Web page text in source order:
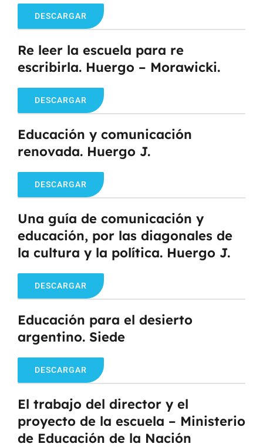
DESCARGAR
Re leer la escuela para re
escribirla. Huergo – Morawicki.
DESCARGAR
Educación y comunicación
renovada. Huergo J.
DESCARGAR
Una guía de comunicación y
educación, por las diagonales de
la cultura y la política. Huergo J.
DESCARGAR
Educación para el desierto
argentino. Siede
DESCARGAR
El trabajo del director y el
proyecto de la escuela – Ministerio
de Educación de la Nación